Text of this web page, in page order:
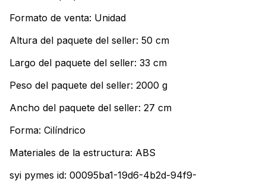
Formato de venta: Unidad
Altura del paquete del seller: 50 cm
Largo del paquete del seller: 33 cm
Peso del paquete del seller: 2000 g
Ancho del paquete del seller: 27 cm
Forma: Cilíndrico
Materiales de la estructura: ABS
syi pymes id: 00095ba1-19d6-4b2d-94f9-